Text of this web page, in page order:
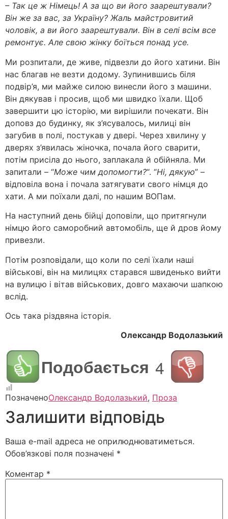
– Так це ж Німець! А за що ви його заарештували?
Він же за вас, за Україну? Жаль майстровитий
чоловік, а ви його заарештували. Він в селі всім все
ремонтує. Але свою жінку боїться понад усе.
Ми розпитали, де живе, підвезли до його хатини. Він
нас благав не везти додому. Зупинившись біля
подвір’я, ми майже силою винесли його з машини.
Він дякував і просив, щоб ми швидко їхали. Щоб
завершити цю історію, ми вирішили почекати. Він
доповз до будинку, як з’ясувалось, милиці він
загубив в полі, постукав у двері. Через хвилину у
дверях з’явилась жіночка, почала його сварити,
потім присіла до нього, заплакала й обійняла. Ми
запитали – “Може чим допомогти?“. “Ні, дякую” –
відповіла вона і почала затягувати свого німця до
хати. А ми поїхали далі, по нашим ВОПам.
На наступний день бійці доповіли, що притягнули
німцю його саморобний автомобіль, ще й дров йому
привезли.
Потім розповідали, що коли по селі їхали наші
військові, він на милицях старався швиденько вийти
на вулицю і вітав військових, довго махаючи шапкою
вслід.
Ось така різдвяна історія.
Олександр Водолазький
Подобається 4
ПозначеноОлександр Водолазький, Проза
Залишити відповідь
Ваша e-mail адреса не оприлюднюватиметься.
Обов’язкові поля позначені *
Коментар *